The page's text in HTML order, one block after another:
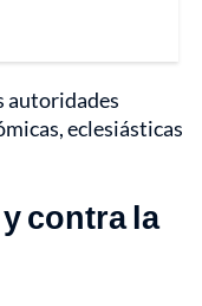
autoridades
eclesiásticas
contra la